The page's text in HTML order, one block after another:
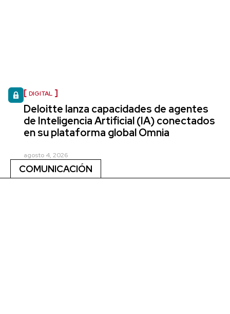
DIGITAL
Deloitte lanza capacidades de agentes
de Inteligencia Artificial (IA) conectados
en su plataforma global Omnia
agosto 4, 2026
COMUNICACIÓN